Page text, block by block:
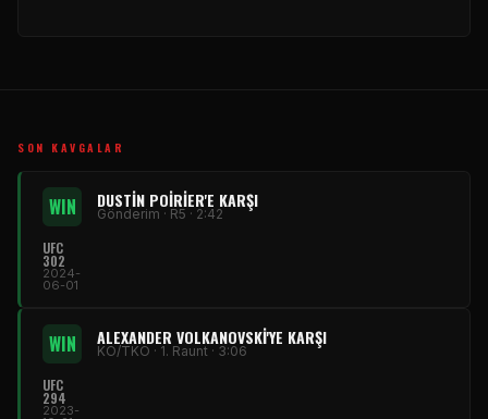
SON KAVGALAR
WIN DUSTIN POIRIER'E KARŞI
Gönderim · R5 · 2:42
UFC
302
2024-
06-01
WIN ALEXANDER VOLKANOVSKI'YE KARŞI
KO/TKO · 1. Raunt · 3:06
UFC
294
2023-